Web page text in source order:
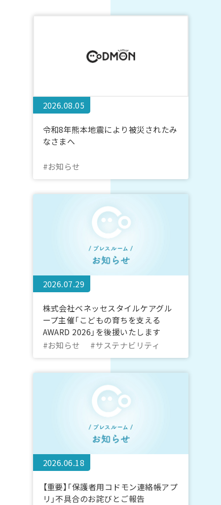
2026.08.05
令和8年熊本地震により被災されたみ
なさまへ
#お知らせ
2026.07.29
株式会社ベネッセスタイルケアグル
ープ主催「こどもの育ちを支える
AWARD 2026」を後援いたします
#お知らせ
#サステナビリティ
2026.06.18
【重要】「保護者用コドモン連絡帳アプ
リ」不具合のお詫びとご報告